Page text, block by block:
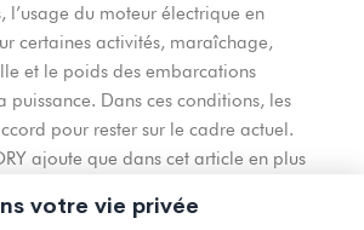
l’usage du moteur électrique en
certaines activités, maraîchage,
et le poids des embarcations
puissance. Dans ces conditions, les
pour rester sur le cadre actuel.
ajoute que dans cet article en plus
: le nombre d’embarcations
votre vie privée